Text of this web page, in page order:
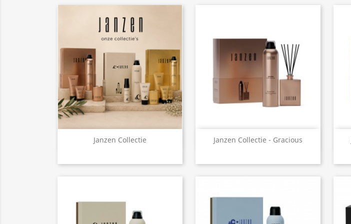
Janzen Collectie
Snel bekijken Janzen Collectie - Gracious
 Snel bekijken